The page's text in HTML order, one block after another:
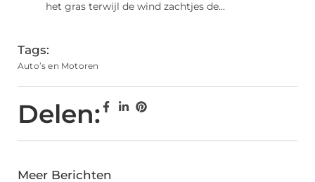
het gras terwijl de wind zachtjes de...
Tags:
Auto’s en Motoren
Delen:
Meer Berichten